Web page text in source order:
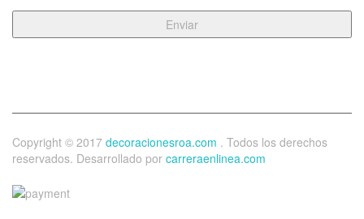
Copyright © 2017 decoracionesroa.com . Todos los derechos
reservados. Desarrollado por carreraenlinea.com